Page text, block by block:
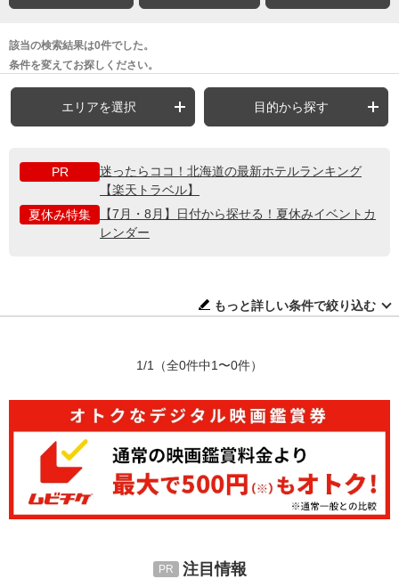
該当の検索結果は0件でした。
条件を変えてお探しください。
エリアを選択 目的から探す
PR
迷ったらココ！北海道の最新ホテルランキング
【楽天トラベル】
夏休み特集
【7月・8月】日付から探せる！夏休みイベントカ
レンダー
もっと詳しい条件で絞り込む
1/1 （全0件中1〜0件）
注目情報